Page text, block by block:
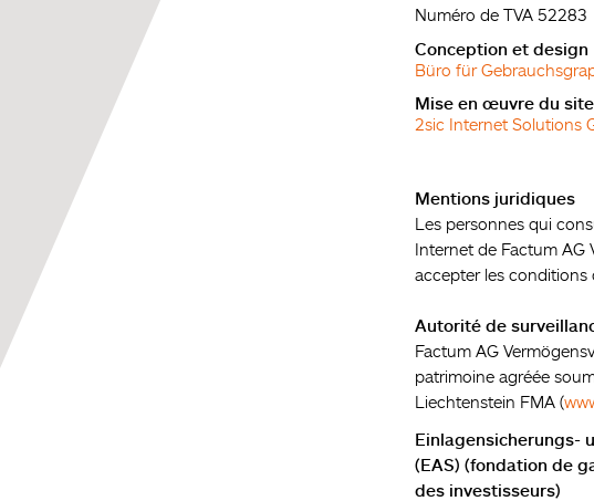
Numéro de TVA 52283
Conception et design
Büro für
Mise en œuvre du
2sic Internet Solutions
Mentions juridiques
Les personnes qui
Internet de Factum AG
accepter les conditions
Autorité de
Factum AG
patrimoine agréée
Liechtenstein FMA (
Einlagensicherungs-
(EAS) (fondation de
des investisseurs)